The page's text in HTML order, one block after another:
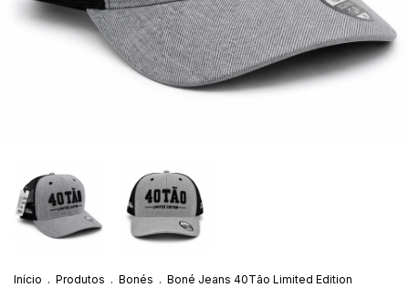
Início . Produtos . Bonés . Boné Jeans 40Tão Limited Edition